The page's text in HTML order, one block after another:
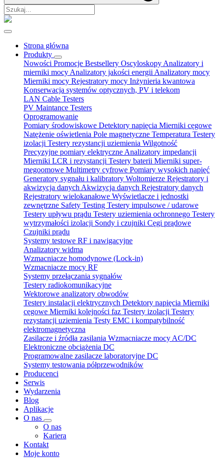
Strona główna
Produkty
Nowości Promocje Bestsellery Oscyloskopy Analizatory i
mierniki mocy Analizatory jakości energii Analizatory mocy
Mierniki mocy Rejestratory mocy Inżynieria kwantowa
Konserwacja systemów optycznych, PV i telekom
LAN Cable Testers
PV Maintance Testers
Oprogramowanie
Pomiary środowiskowe Detektory napięcia Mierniki cęgowe
Natężenie oświetlenia Pole magnetyczne Temperatura Testery
izolacji Testery rezystancji uziemienia Wilgotność
Precyzyjne pomiary elektryczne Analizatory impedancji
Mierniki LCR i rezystancji Testery baterii Mierniki super-
megoomowe Multimetry cyfrowe Pomiary wysokich napięć
Generatory sygnału i kalibratory Woltomierze Rejestratory i
akwizycja danych Akwizycja danych Rejestratory danych
Rejestratory wielokanałowe Wyświetlacze i jednostki
zewnętrzne Safety Testing Testery impulsowe / udarowe
Testery upływu prądu Testery uziemienia ochronnego Testery
wytrzymałości izolacji Sondy i czujniki Cęgi prądowe
Czujniki prądu
Systemy testowe RF i nawigacyjne
Analizatory widma
Wzmacniacze homodynowe (Lock‑in)
Wzmacniacze mocy RF
Systemy przełączania sygnałów
Testery radiokomunikacyjne
Wektorowe analizatory obwodów
Testery instalacji elektrycznych Detektory napięcia Mierniki
cęgowe Mierniki kolejności faz Testery izolacji Testery
rezystancji uziemienia Testy EMC i kompatybilność
elektromagnetyczna
Zasilacze i źródła zasilania Wzmacniacze mocy AC/DC
Elektroniczne obciążenia DC
Programowalne zasilacze laboratoryjne DC
Systemy testowania półprzewodników
Producenci
Serwis
Wydarzenia
Blog
Aplikacje
O nas
O nas
Kariera
Kontakt
Moje konto